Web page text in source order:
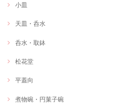
小皿
天皿・呑水
呑水・取鉢
松花堂
平蓋向
煮物碗・円菓子碗